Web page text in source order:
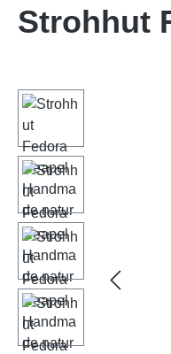
Strohhut
Bildergalerie